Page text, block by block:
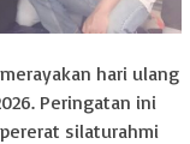
hari ulang
Peringatan ini
silaturahmi